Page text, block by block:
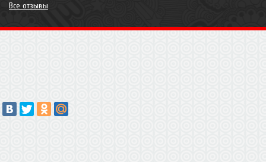
Все отзывы